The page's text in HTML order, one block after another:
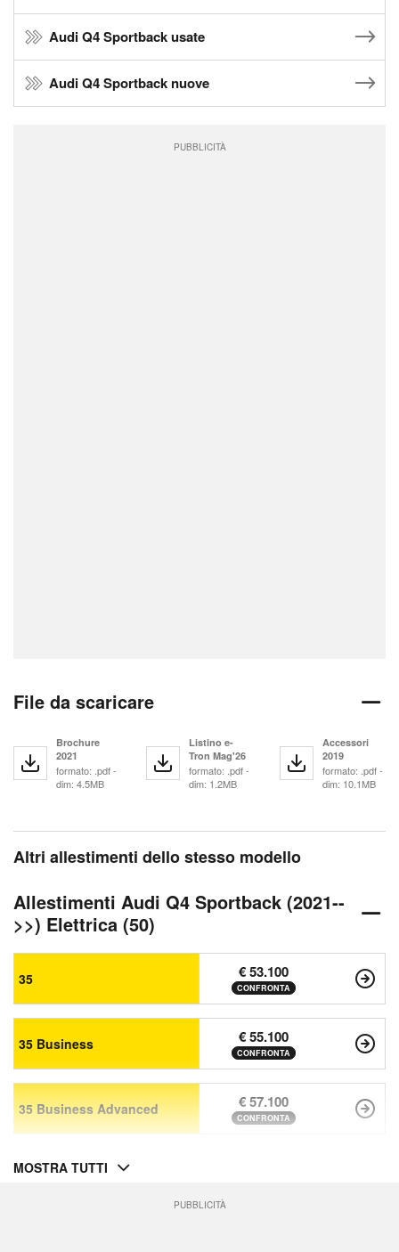
Audi Q4 Sportback usate
Audi Q4 Sportback nuove
PUBBLICITÀ
File da scaricare
Brochure
2021
formato: .pdf -
dim: 4.5MB
Listino e-
Tron Mag'26
formato: .pdf -
dim: 1.2MB
Accessori
2019
formato: .pdf -
dim: 10.1MB
Altri allestimenti dello stesso modello
Allestimenti Audi Q4 Sportback (2021--
>>) Elettrica (50)
35 € 53.100
CONFRONTA
35 Business € 55.100
CONFRONTA
35 Business Advanced € 57.100
CONFRONTA
MOSTRA TUTTI
PUBBLICITÀ